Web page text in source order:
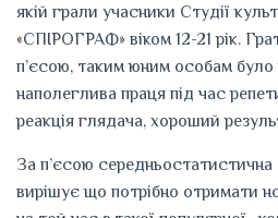
якій грали учасники Студії
«СПІРОГРАФ» віком 12-21 рік.
п’єсою, таким юним особам було
наполеглива праця під час
реакція глядача, хороший
За п’єсою середньостатистична
вирішує що потрібно отримати